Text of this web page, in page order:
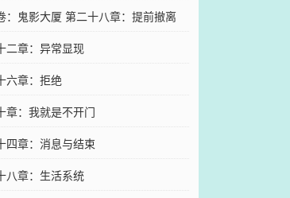
：鬼影大厦 第二十八章：提前撤离
二章：异常显现
六章：拒绝
章：我就是不开门
四章：消息与结束
八章：生活系统